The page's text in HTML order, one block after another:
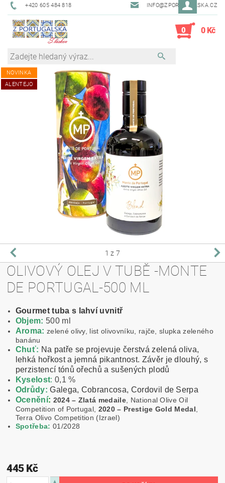
+420 605 484 818 INFO@ZPORTUGALSKA.CZ
0 0 Kč
NOVINKA
ALENTEJO
1 z 7
OLIVOVÝ OLEJ V TUBĚ -MONTE
DE PORTUGAL-500 ML
Gourmet tuba s lahví uvnitř
Objem: 500 ml
Aroma: zelené olivy, list olivovníku, rajče, slupka zeleného
banánu
Chuť: Na patře se projevuje čerstvá zelená oliva,
lehká hořkost a jemná pikantnost. Závěr je dlouhý, s
perzistencí tónů ořechů a sušených plodů
Kyselost: 0,1 %
Odrůdy:Galega, Cobrancosa, Cordovil de Serpa
Ocenění: 2024 – Zlatá medaile, National Olive Oil
Competition of Portugal, 2020 – Prestige Gold Medal
Terra Olivo Competition (Izrael)
Spotřeba: 01/2028
445 Kč